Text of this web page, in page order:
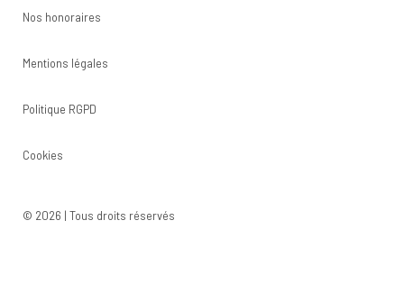
Nos honoraires
Mentions légales
Politique RGPD
Cookies
© 2026 | Tous droits réservés